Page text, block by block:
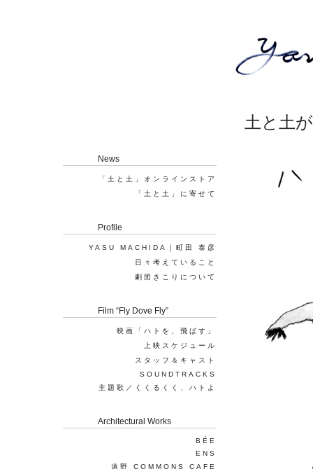
土と土
News
「土と土」オンラインストア
「土と土」に寄せて
Profile
YASU MACHIDA｜町田 泰彦
日々考えていること
劇団きこりについて
Film “Fly Dove Fly”
映画「ハトを、飛ばす」
上映スケジュール
スタッフ＆キャスト
SOUNDTRACKS
主題歌／くくるくく、ハトよ
Architectural Works
BÉE
ENS
遠野 COMMONS CAFE